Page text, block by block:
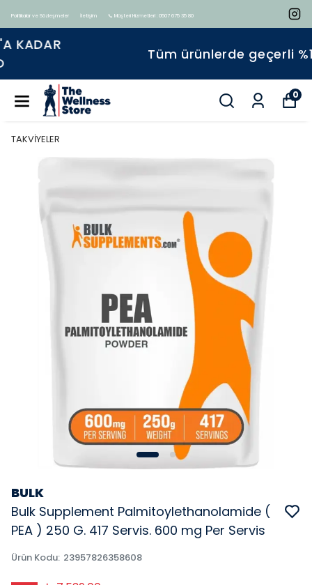
Politikalar ve Sözleşmeler İletişim 📞 Müşteri Hizmetleri : 0507 675 35 80
Tüm ürünlerde geçerli %15 indirim
0
TAKVİYELER
BULK
Bulk Supplement Palmitoylethanolamide (
PEA ) 250 G. 417 Servis. 600 mg Per Servis
Ürün Kodu: 23957826358608